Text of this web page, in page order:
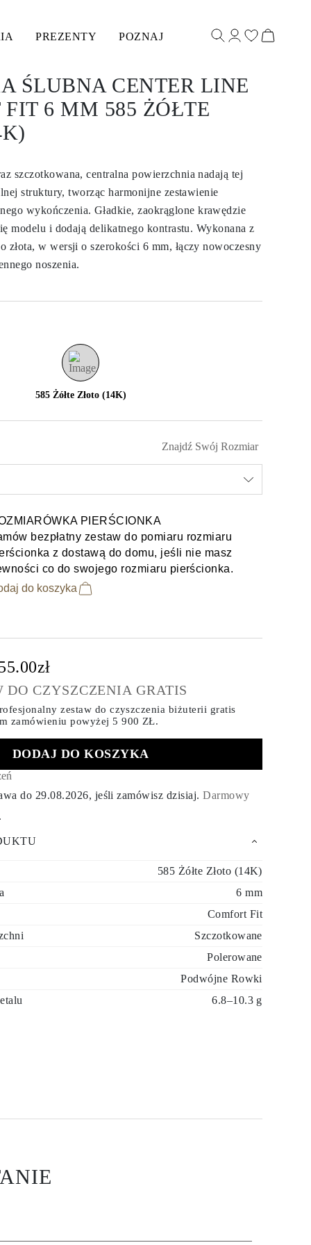
PREZENTY POZNAJ
ŚLUBNA CENTER LINE
FIT 6 MM 585 ŻÓŁTE
szczotkowana, centralna powierzchnia nadają tej
struktury, tworząc harmonijne zestawienie
wykończenia. Gładkie, zaokrąglone krawędzie
modelu i dodają delikatnego kontrastu. Wykonana z
złota, w wersji o szerokości 6 mm, łączy nowoczesny
noszenia.
585 Żółte Złoto (14K)
Znajdź Swój Rozmiar
PIERŚCIONKA
bezpłatny zestaw do pomiaru rozmiaru
z dostawą do domu, jeśli nie masz
co do swojego rozmiaru pierścionka.
do koszyka
DO CZYSZCZENIA GRATIS
zestaw do czyszczenia biżuterii gratis
zamówieniupowyżej 5 900 ZŁ.
DODAJ DO KOSZYKA
do 29.08.2026, jeśli zamówisz dzisiaj.Darmowy
585 Żółte Złoto (14K)
6 mm
Comfort Fit
Szczotkowane
Polerowane
Podwójne Rowki
6.8–10.3 g